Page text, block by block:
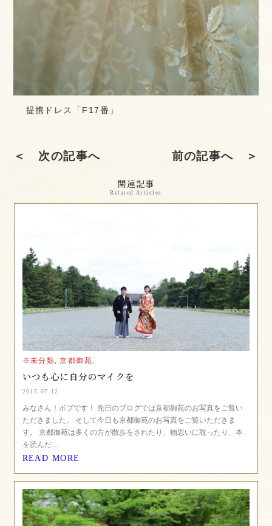
提携ドレス「F17番」
＜ 次の記事へ 前の記事へ ＞
関連記事
Related Articles
※未分類, 京都御苑,
いつも心に自分のマイクを
2015.07.12
みなさん！ボブです！ 先日のブログでは京都御苑のお写真をご覧い
ただきました。 そして今日も京都御苑のお写真をご覧いただきま
す。 京都御苑は多くの方が散歩をされたり、物思いに耽ったり、本
を読んだ…
READ MORE